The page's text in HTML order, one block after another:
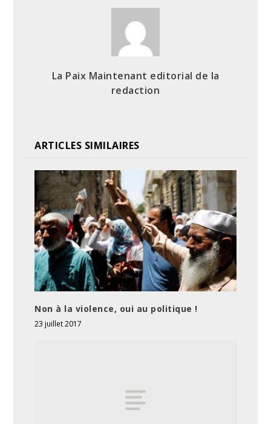
La Paix Maintenant editorial de la
redaction
ARTICLES SIMILAIRES
Non à la violence, oui au politique !
23 juillet 2017